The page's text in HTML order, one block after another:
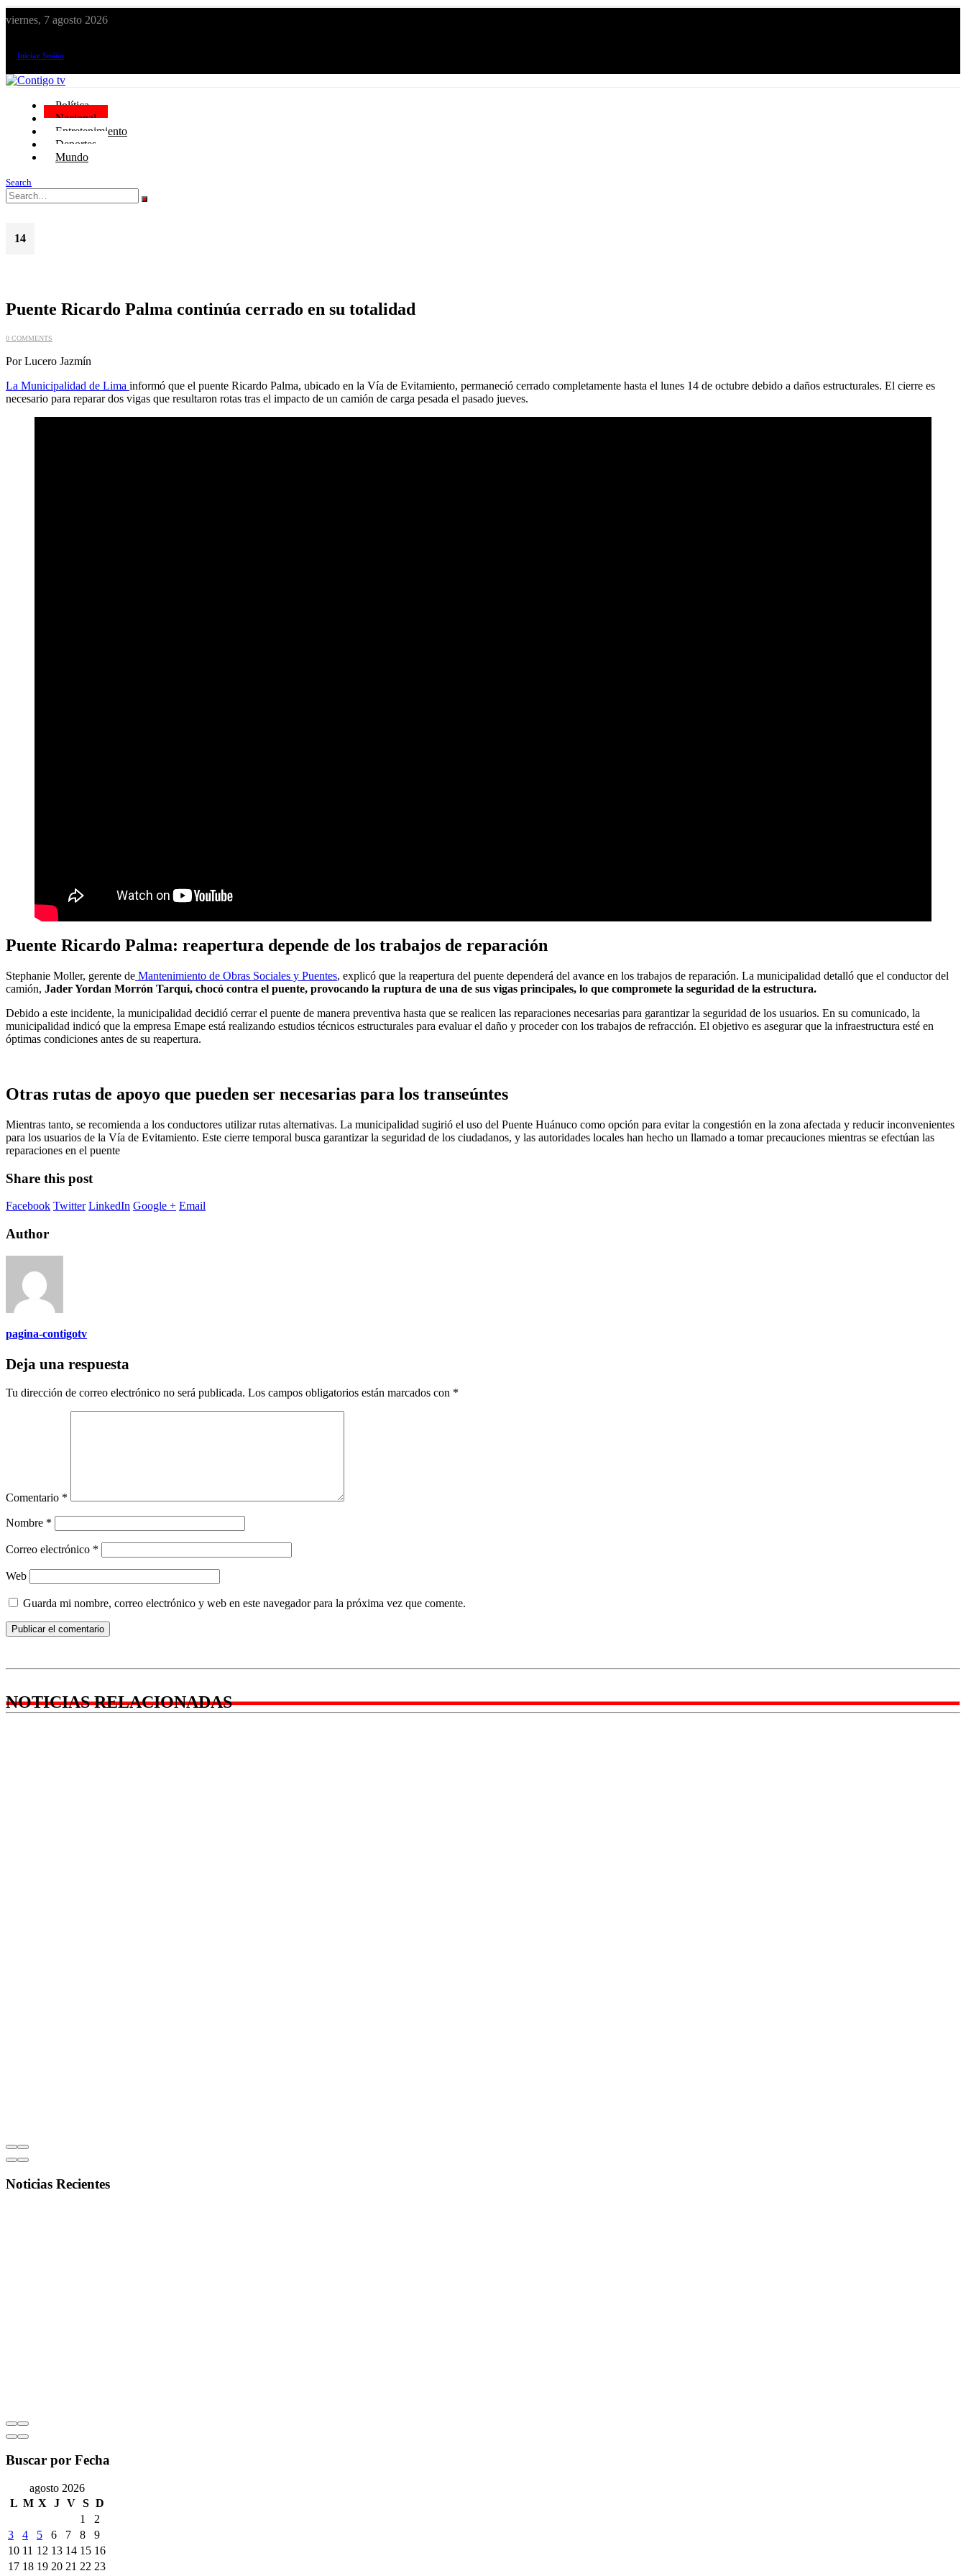
viernes, 7 agosto 2026
Iniciar Sesión
Política
Nacional
Entretenimiento
Deportes
Mundo
Search
14
Puente Ricardo Palma continúa cerrado en su totalidad
0 COMMENTS
Por Lucero Jazmín
La Municipalidad de Lima informó que el puente Ricardo Palma, ubicado en la Vía de Evitamiento, permaneció cerrado completamente hasta el lunes 14 de octubre debido a daños estructurales. El cierre es
necesario para reparar dos vigas que resultaron rotas tras el impacto de un camión de carga pesada el pasado jueves.
Puente Ricardo Palma: reapertura depende de los trabajos de reparación
Stephanie Moller, gerente de Mantenimiento de Obras Sociales y Puentes, explicó que la reapertura del puente dependerá del avance en los trabajos de reparación. La municipalidad detalló que el conductor del
camión, Jader Yordan Morrón Tarqui, chocó contra el puente, provocando la ruptura de una de sus vigas principales, lo que compromete la seguridad de la estructura.
Debido a este incidente, la municipalidad decidió cerrar el puente de manera preventiva hasta que se realicen las reparaciones necesarias para garantizar la seguridad de los usuarios. En su comunicado, la
municipalidad indicó que la empresa Emape está realizando estudios técnicos estructurales para evaluar el daño y proceder con los trabajos de refracción. El objetivo es asegurar que la infraestructura esté en
óptimas condiciones antes de su reapertura.
Otras rutas de apoyo que pueden ser necesarias para los transeúntes
Mientras tanto, se recomienda a los conductores utilizar rutas alternativas. La municipalidad sugirió el uso del Puente Huánuco como opción para evitar la congestión en la zona afectada y reducir inconvenientes
para los usuarios de la Vía de Evitamiento. Este cierre temporal busca garantizar la seguridad de los ciudadanos, y las autoridades locales han hecho un llamado a tomar precauciones mientras se efectúan las
reparaciones en el puente
Share this post
Facebook Twitter LinkedIn Google + Email
Author
pagina-contigotv
Deja una respuesta
Tu dirección de correo electrónico no será publicada. Los campos obligatorios están marcados con *
Comentario *
Nombre *
Correo electrónico *
Web
Guarda mi nombre, correo electrónico y web en este navegador para la próxima vez que comente.
NOTICIAS RELACIONADAS
Noticias Recientes
Buscar por Fecha
agosto 2026
L M X J V S D
1
2
3
4 5 6 7 8
9
10 11 12 13 14 15 16
17 18 19 20 21 22 23